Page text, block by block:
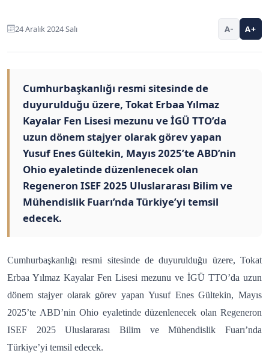
24 Aralık 2024 Salı A- A+
Cumhurbaşkanlığı resmi sitesinde de
duyurulduğu üzere, Tokat Erbaa Yılmaz
Kayalar Fen Lisesi mezunu ve İGÜ TTO’da
uzun dönem stajyer olarak görev yapan
Yusuf Enes Gültekin, Mayıs 2025’te ABD’nin
Ohio eyaletinde düzenlenecek olan
Regeneron ISEF 2025 Uluslararası Bilim ve
Mühendislik Fuarı’nda Türkiye’yi temsil
edecek.
Cumhurbaşkanlığı resmi sitesinde de duyurulduğu üzere, Tokat
Erbaa Yılmaz Kayalar Fen Lisesi mezunu ve İGÜ TTO’da uzun
dönem stajyer olarak görev yapan Yusuf Enes Gültekin, Mayıs
2025’te ABD’nin Ohio eyaletinde düzenlenecek olan Regeneron
ISEF 2025 Uluslararası Bilim ve Mühendislik Fuarı’nda
Türkiye’yi temsil edecek.